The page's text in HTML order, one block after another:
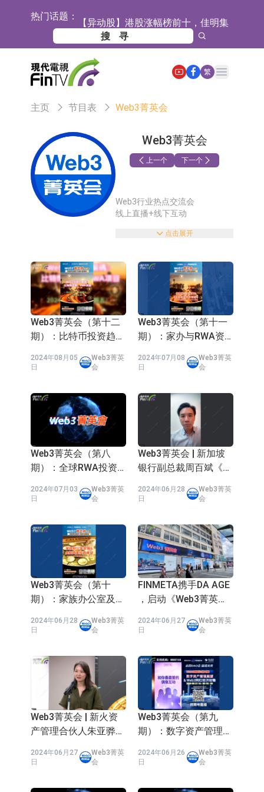
热门话题： 【异动股】港股涨幅榜前十，佳明集
团控股(01271.HK)涨+78.22%，拿森
科技(02261.HK)涨+64.11%
斯迪克：公司为国内折叠屏核心功能
材料供应商
恒瑞医药：公司已在中国获批上市26
款1类创新药、6款2类新药
聚辰股份：公司VPD芯片已顺利通过
目标客户的测试认证
上期所：7月份对11个实际控制关系
账户组采取限制开仓的监管措施
特发服务：成功中标哔哩哔哩上海滨
江总部物业服务项目
亚太股份：公司是零跑汽车和
Stellantis集团的供应商
理工雷科面向边缘AI场景推出"山
海"系列智算模组 系列产品基于国产
【异动股】医疗研发外包板块拉升，
博腾股份(300363.CN)涨20.02%
日韩股市收盘双双下跌
场为主 并已取得欧美相关认证
上交所：财通多策略福鑫定期开放灵
活配置混合型发起式证券投资基金临
时停牌
上交所：景顺长城全球半导体芯片产
业股票型证券投资基金临时停牌
【异动股】港股跌幅榜前十，卡森国
(08611.HK)跌21.01%
技(02261.HK)涨+75.05%，辰兴发展
(02286.HK)涨+64.91%
神火股份：新疆神火铝水转化率已
100%
【异动股】焦炭Ⅲ板块下挫，陕西黑
猫(601015.CN)跌8.38%
浙江证监局对财通证券股份有限公司
采取出具警示函措施
山金国际：港股上市工作正常推进中
【异动股】港股跌幅榜前十，九福来
(08611.HK)跌21.43%，天瑞汽车内饰
繁
Open main menu
主页 节目表 Web3菁英会
Web3菁英会
上一个 下一个
Web3行业热点交流会
线上直播+线下互动
把握塞道趋势，
大咖云集，干货满满！
官方网址：
www.finmeta.com.hk
Web3空间：
【Web3 Elites Club】香港金钟
海富中心1期2203
【Web3 SPACE】香港金钟统一
中心001
点击展开
Web3菁英会（第十二
期）：比特币投资趋势
2024年08月05
日
Web3菁英
会
Web3菁英会（第十一
期）：家办与RWA资
2024年07月08
日
Web3菁英
会
Web3菁英会（第八
期）：全球RWA投资
2024年07月03
日
Web3菁英
会
Web3菁英会 | 新加坡
银行副总裁周百斌《国
择，资产风险管理首重
2024年06月28
日
Web3菁英
会
Web3菁英会（第十
期）：家族办公室及虚
2024年06月28
日
Web3菁英
会
FINMETA携手DA AGE
，启动《Web3菁英
传！
2024年06月27
日
Web3菁英
会
Web3菁英会 | 新火资
产管理合伙人朱亚骅
产与资产管理展望
2024年06月27
日
Web3菁英
会
Web3菁英会（第九
期）：数字资产管理展
瞻
2024年06月26
日
Web3菁英
会